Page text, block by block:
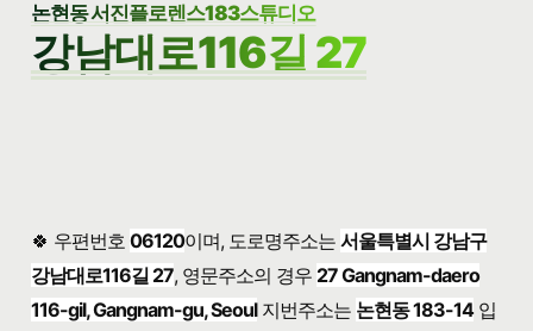
논현동 서진플로렌스183스튜디오
강남대로116길 27
🍀 우편번호 06120이며, 도로명주소는서울특별시 강남구
강남대로116길 27, 영문주소의 경우 27 Gangnam-daero
116-gil, Gangnam-gu, Seoul지번주소는 논현동 183-14입